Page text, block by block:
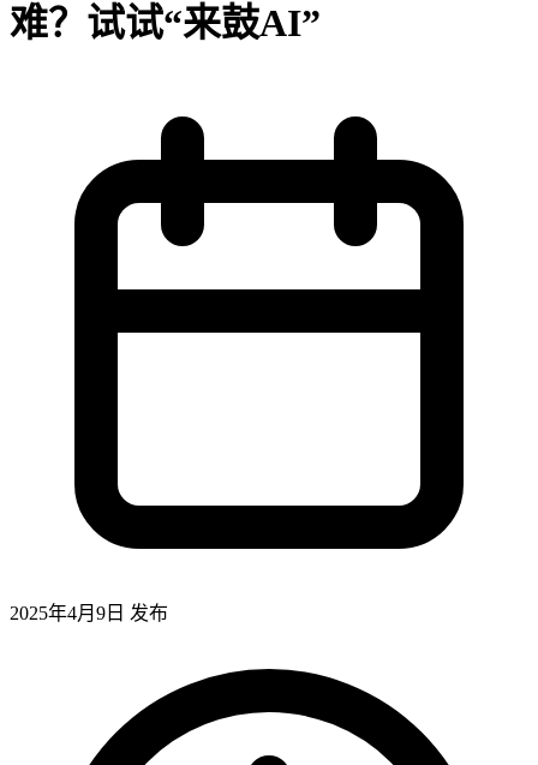
难？试试“来鼓AI”
2025年4月9日 发布